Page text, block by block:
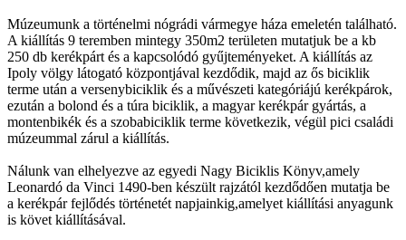
Múzeumunk a történelmi nógrádi vármegye háza emeletén található.
A kiállítás 9 teremben mintegy 350m2 területen mutatjuk be a kb
250 db kerékpárt és a kapcsolódó gyűjteményeket. A kiállítás az
Ipoly völgy látogató központjával kezdődik, majd az ős biciklik
terme után a versenybiciklik és a művészeti kategóriájú kerékpárok,
ezután a bolond és a túra biciklik, a magyar kerékpár gyártás, a
montenbikék és a szobabiciklik terme következik, végül pici családi
múzeummal zárul a kiállítás.
Nálunk van elhelyezve az egyedi Nagy Biciklis Könyv,amely
Leonardó da Vinci 1490-ben készült rajzától kezdődően mutatja be
a kerékpár fejlődés történetét napjainkig,amelyet kiállítási anyagunk
is követ kiállításával.